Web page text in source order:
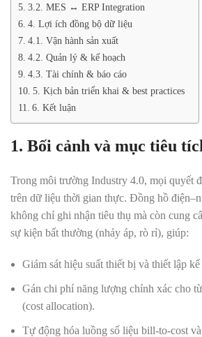
3.2. MES ↔ ERP Integration
4. Lợi ích đồng bộ dữ liệu
4.1. Vận hành sản xuất
4.2. Quản lý & kế hoạch
4.3. Tài chính & báo cáo
5. Kịch bản triển khai & best practices
6. Kết luận
1. Bối cảnh và mục tiêu
Trong môi trường Industry 4.0, mọi quyết
trên dữ liệu thời gian thực. Đồng hồ
không chỉ ghi nhận tiêu thụ mà còn cung
sự kiện bất thường (nhảy áp, rò rỉ), giúp:
Giám sát hiệu suất thiết bị và thiết lập
Gán chi phí năng lượng chính xác cho
(cost allocation).
Tự động hóa luồng số liệu bill-to-cost